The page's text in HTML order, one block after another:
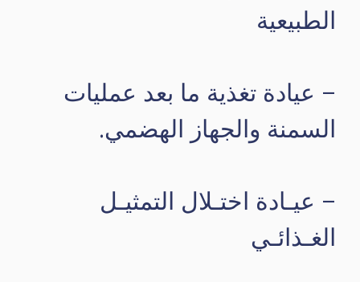
الطبيعية
– عيادة تغذية ما بعد عمليات
السمنة والجهاز الهضمي.
– عيـادة اختـلال التمثيـل
الغـذائـي